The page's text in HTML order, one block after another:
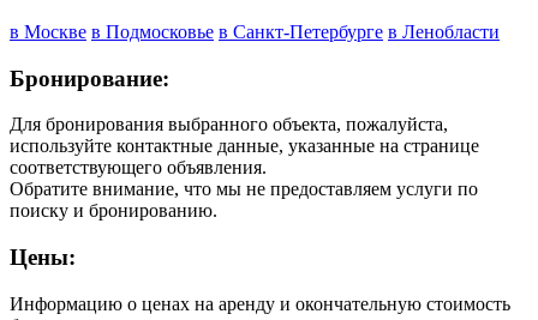
в Москве в Подмосковье в Санкт-Петербурге в Ленобласти
Бронирование:
Для бронирования выбранного объекта, пожалуйста,
используйте контактные данные, указанные на странице
соответствующего объявления.
Обратите внимание, что мы не предоставляем услуги по
поиску и бронированию.
Цены:
Информацию о ценах на аренду и окончательную стоимость